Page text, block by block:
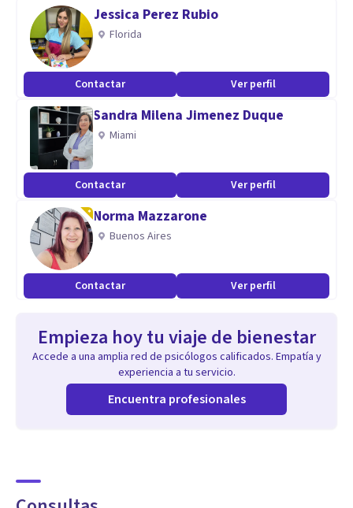
Conflicto con las relaciones interpersonales
Enfermedades psicosomáticas (del cuerpo)
Adicciones(drogas, juego,sexo, etc)
Problemas para poder concentrarse
Jessica Perez Rubio
Florida
Contactar Ver perfil
Sandra Milena Jimenez Duque
Miami
Contactar Ver perfil
Norma Mazzarone
Buenos Aires
Contactar Ver perfil
Empieza hoy tu viaje de bienestar
Accede a una amplia red de psicólogos calificados. Empatía y
experiencia a tu servicio.
Encuentra profesionales